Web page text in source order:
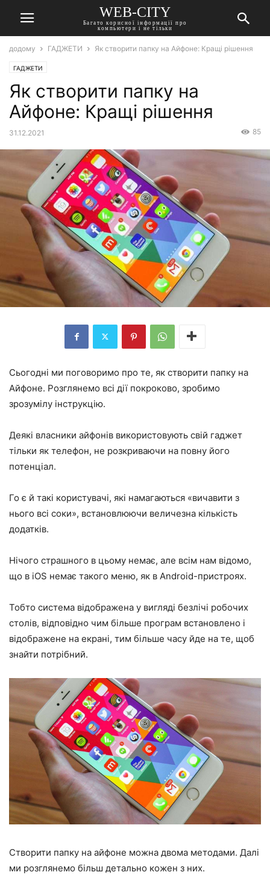
WEB-CITY
Багато корисної інформації про
компьютери і не тільки
додому ГАДЖЕТИ Як створити папку на Айфоне: Кращі рішення
ГАДЖЕТИ
Як створити папку на
Айфоне: Кращі рішення
31.12.2021 85
Сьогодні ми поговоримо про те, як створити папку на
Айфоне. Розглянемо всі дії покроково, зробимо
зрозумілу інструкцію.
Деякі власники айфонів використовують свій гаджет
тільки як телефон, не розкриваючи на повну його
потенціал.
Го є й такі користувачі, які намагаються «вичавити з
нього всі соки», встановлюючи величезна кількість
додатків.
Нічого страшного в цьому немає, але всім нам відомо,
що в iOS немає такого меню, як в Android-пристроях.
Тобто система відображена у вигляді безлічі робочих
столів, відповідно чим більше програм встановлено і
відображене на екрані, тим більше часу йде на те, щоб
знайти потрібний.
Створити папку на айфоне можна двома методами. Далі
ми розглянемо більш детально кожен з них.